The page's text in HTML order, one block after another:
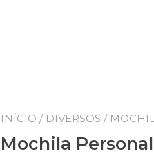
INÍCIO / DIVERSOS /
Mochila